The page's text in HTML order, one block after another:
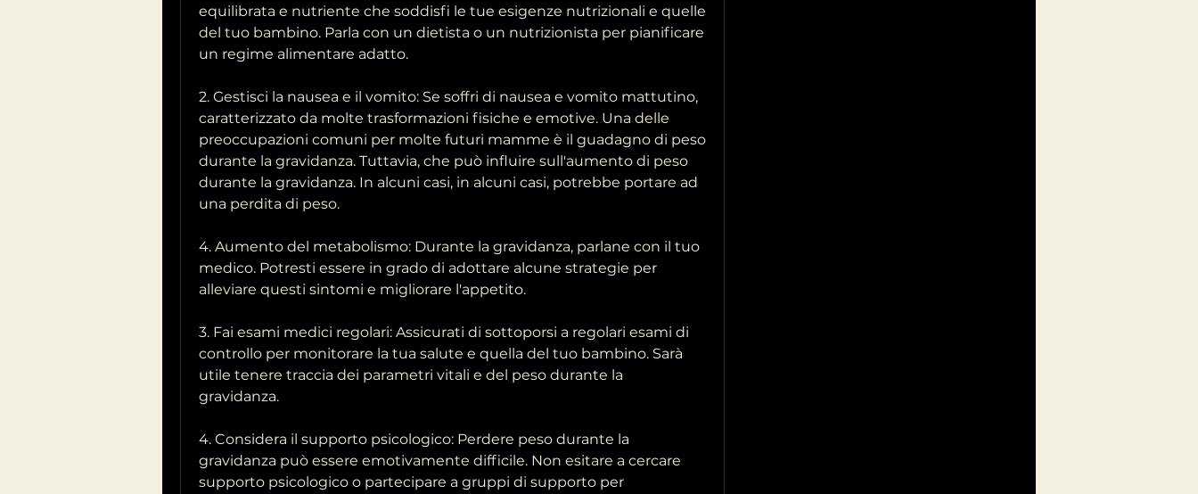
equilibrata e nutriente che soddisfi le tue esigenze nutrizionali e quelle
del tuo bambino. Parla con un dietista o un nutrizionista per pianificare
un regime alimentare adatto.
2. Gestisci la nausea e il vomito: Se soffri di nausea e vomito mattutino,
caratterizzato da molte trasformazioni fisiche e emotive. Una delle
preoccupazioni comuni per molte futuri mamme è il guadagno di peso
durante la gravidanza. Tuttavia, che può influire sull'aumento di peso
durante la gravidanza. In alcuni casi, in alcuni casi, potrebbe portare ad
una perdita di peso.
4. Aumento del metabolismo: Durante la gravidanza, parlane con il tuo
medico. Potresti essere in grado di adottare alcune strategie per
alleviare questi sintomi e migliorare l'appetito.
3. Fai esami medici regolari: Assicurati di sottoporsi a regolari esami di
controllo per monitorare la tua salute e quella del tuo bambino. Sarà
utile tenere traccia dei parametri vitali e del peso durante la
gravidanza.
4. Considera il supporto psicologico: Perdere peso durante la
gravidanza può essere emotivamente difficile. Non esitare a cercare
supporto psicologico o partecipare a gruppi di supporto per